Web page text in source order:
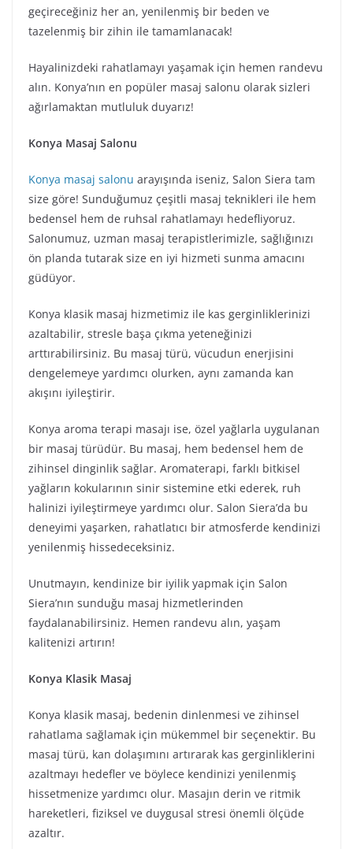
geçireceğiniz her an, yenilenmiş bir beden ve
tazelenmiş bir zihin ile tamamlanacak!
Hayalinizdeki rahatlamayı yaşamak için hemen randevu
alın. Konya’nın en popüler masaj salonu olarak sizleri
ağırlamaktan mutluluk duyarız!
Konya Masaj Salonu
Konya masaj salonu arayışında iseniz, Salon Siera tam
size göre! Sunduğumuz çeşitli masaj teknikleri ile hem
bedensel hem de ruhsal rahatlamayı hedefliyoruz.
Salonumuz, uzman masaj terapistlerimizle, sağlığınızı
ön planda tutarak size en iyi hizmeti sunma amacını
güdüyor.
Konya klasik masaj hizmetimiz ile kas gerginliklerinizi
azaltabilir, stresle başa çıkma yeteneğinizi
arttırabilirsiniz. Bu masaj türü, vücudun enerjisini
dengelemeye yardımcı olurken, aynı zamanda kan
akışını iyileştirir.
Konya aroma terapi masajı ise, özel yağlarla uygulanan
bir masaj türüdür. Bu masaj, hem bedensel hem de
zihinsel dinginlik sağlar. Aromaterapi, farklı bitkisel
yağların kokularının sinir sistemine etki ederek, ruh
halinizi iyileştirmeye yardımcı olur. Salon Siera’da bu
deneyimi yaşarken, rahatlatıcı bir atmosferde kendinizi
yenilenmiş hissedeceksiniz.
Unutmayın, kendinize bir iyilik yapmak için Salon
Siera’nın sunduğu masaj hizmetlerinden
faydalanabilirsiniz. Hemen randevu alın, yaşam
kalitenizi artırın!
Konya Klasik Masaj
Konya klasik masaj, bedenin dinlenmesi ve zihinsel
rahatlama sağlamak için mükemmel bir seçenektir. Bu
masaj türü, kan dolaşımını artırarak kas gerginliklerini
azaltmayı hedefler ve böylece kendinizi yenilenmiş
hissetmenize yardımcı olur. Masajın derin ve ritmik
hareketleri, fiziksel ve duygusal stresi önemli ölçüde
azaltır.